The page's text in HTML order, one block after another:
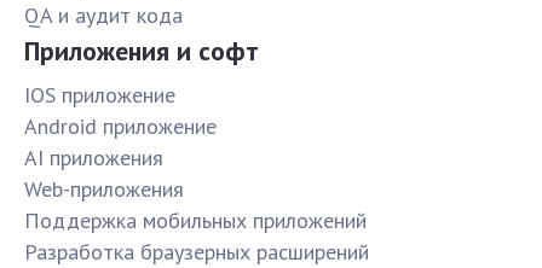
QA и аудит кода
Приложения и софт
IOS приложение
Android приложение
AI приложения
Web-приложения
Поддержка мобильных приложений
Разработка браузерных расширений